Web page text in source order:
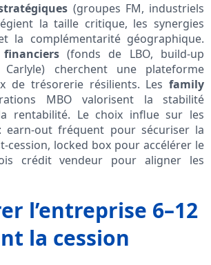
(groupes FM, industriels
la taille critique, les synergies
la complémentarité géographique.
(fonds de LBO, build-up
Carlyle) cherchent une plateforme
de trésorerie résilients. Les family
MBO valorisent la stabilité
rentabilité. Le choix influe sur les
earn-out fréquent pour sécuriser la
cession, locked box pour accélérer le
crédit vendeur pour aligner les
l’entreprise 6–12
la cession